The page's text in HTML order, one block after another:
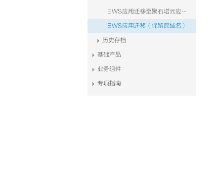
EWS应用迁移至聚石塔云应用容器平台
EWS应用迁移（保留原域名）
历史存档
基础产品
业务组件
专项指南